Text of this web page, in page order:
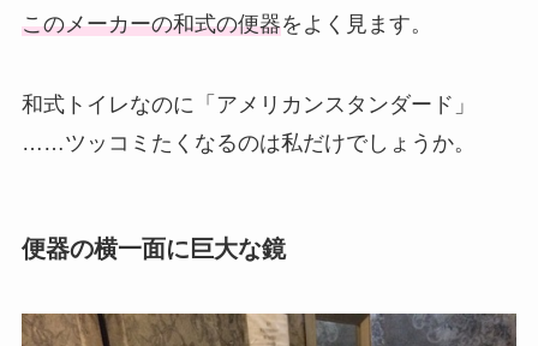
このメーカーの和式の便器をよく見ます。
和式トイレなのに「アメリカンスタンダード」
……ツッコミたくなるのは私だけでしょうか。
便器の横一面に巨大な鏡